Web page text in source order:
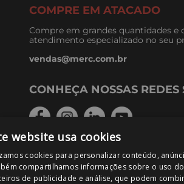
COMPRE EM ATACADO
Compre em grandes quantidades e
atendimento especializado no seu
vendas@merc.com.br
CONHEÇA NOSSAS REDES
FORMAS DE PAGAMENTO
website usa cookies
cookies para personalizar conteúdo,
compartilhamos informações sobre o uso
de publicidade e análise, que podem